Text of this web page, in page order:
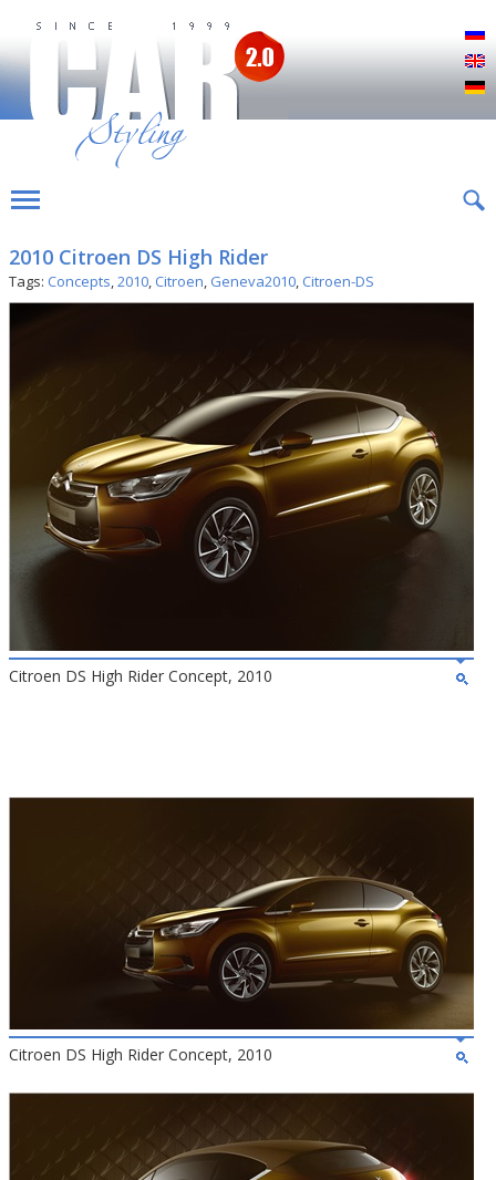
2010 Citroen DS High Rider
Tags: Concepts,2010, Citroen, Geneva2010, Citroen-DS
Citroen DS High Rider Concept, 2010
Citroen DS High Rider Concept, 2010